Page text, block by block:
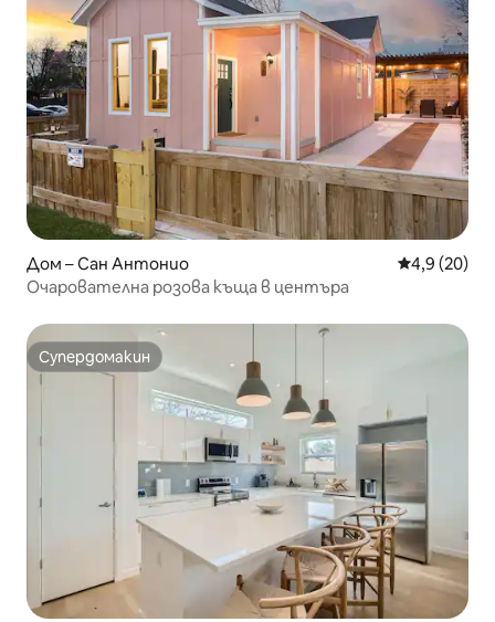
Дом – Сан Антонио Средна
4,9 (20)
Очарователна розова къща в центъра
Супердомакин
Супердомакин